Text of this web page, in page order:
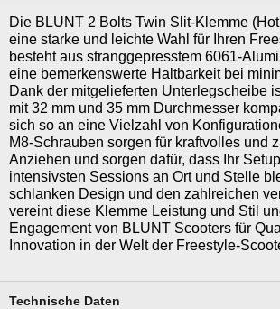
Die BLUNT 2 Bolts Twin Slit-Klemme
eine starke und leichte Wahl für Ihren
besteht aus stranggepresstem 6061-
eine bemerkenswerte Haltbarkeit bei
Dank der mitgelieferten Unterlegscheibe
mit 32 mm und 35 mm Durchmesser
sich so an eine Vielzahl von
M8-Schrauben sorgen für kraftvolles und
Anziehen und sorgen dafür, dass Ihr
intensivsten Sessions an Ort und Stelle
schlanken Design und den zahlreichen
vereint diese Klemme Leistung und Stil
Engagement von BLUNT Scooters für
Innovation in der Welt der Freestyle-
Technische Daten